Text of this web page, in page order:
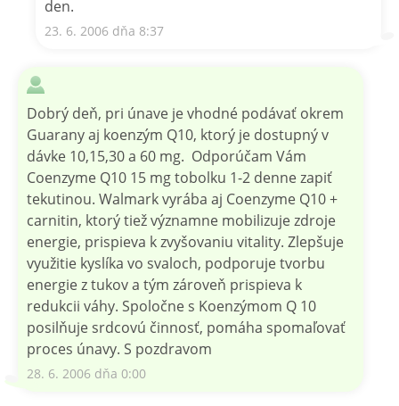
den.
23. 6. 2006 dňa 8:37
Dobrý deň, pri únave je vhodné podávať okrem
Guarany aj koenzým Q10, ktorý je dostupný v
dávke 10,15,30 a 60 mg. Odporúčam Vám
Coenzyme Q10 15 mg tobolku 1-2 denne zapiť
tekutinou. Walmark vyrába aj Coenzyme Q10 +
carnitin, ktorý tiež významne mobilizuje zdroje
energie, prispieva k zvyšovaniu vitality. Zlepšuje
využitie kyslíka vo svaloch, podporuje tvorbu
energie z tukov a tým zároveň prispieva k
redukcii váhy. Spoločne s Koenzýmom Q 10
posilňuje srdcovú činnosť, pomáha spomaľovať
proces únavy. S pozdravom
28. 6. 2006 dňa 0:00